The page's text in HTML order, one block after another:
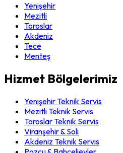
Yenişehir
Mezitli
Toroslar
Akdeniz
Tece
Menteş
Hizmet Bölgelerimiz
Yenişehir Teknik Servis
Mezitli Teknik Servis
Toroslar Teknik Servis
Viranşehir & Soli
Akdeniz Teknik Servis